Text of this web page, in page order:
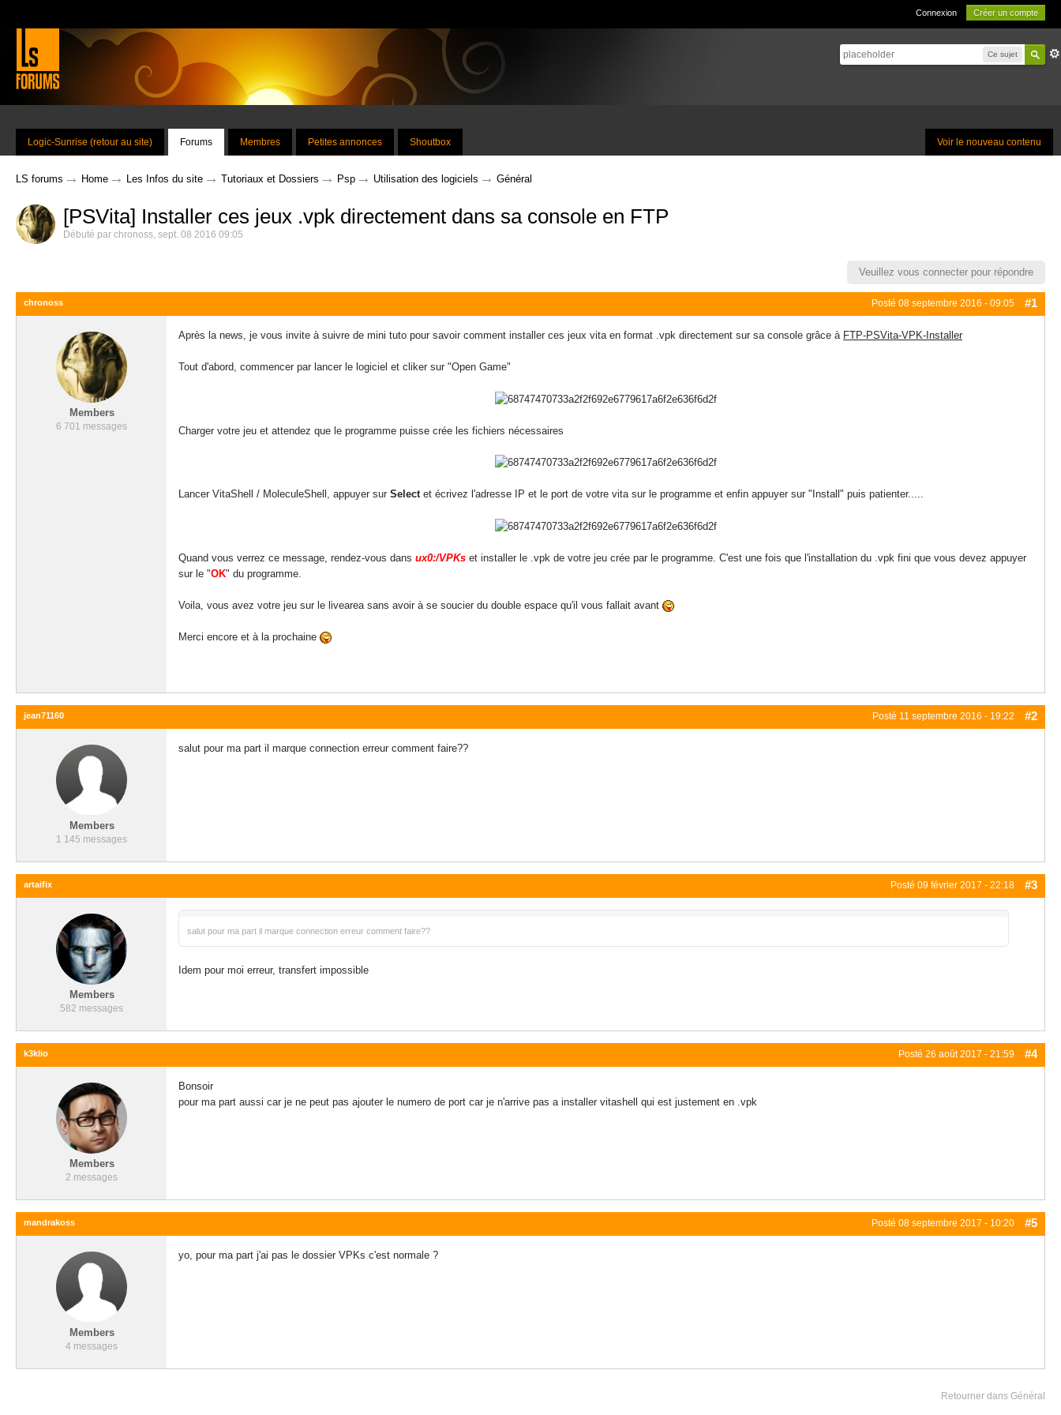
Connexion Créer un compte
Ce sujet
Voir le nouveau contenu
Logic-Sunrise (retour au site) Forums Membres Petites annonces Shoutbox
LS forums → Home → Les Infos du site → Tutoriaux et Dossiers → Psp → Utilisation des logiciels → Général
[PSVita] Installer ces jeux .vpk directement dans sa console en FTP
Débuté par chronoss, sept. 08 2016 09:05
Veuillez vous connecter pour répondre
Posté 08 septembre 2016 - 09:05 #1
chronoss
Members
6 701 messages
Après la news, je vous invite à suivre de mini tuto pour savoir comment installer ces jeux vita en format .vpk directement sur sa console grâce à FTP-PSVita-VPK-Installer
Tout d'abord, commencer par lancer le logiciel et cliker sur "Open Game"
Charger votre jeu et attendez que le programme puisse crée les fichiers nécessaires
Lancer VitaShell / MoleculeShell, appuyer sur Select et écrivez l'adresse IP et le port de votre vita sur le programme et enfin appuyer sur "Install" puis patienter.....
Quand vous verrez ce message, rendez-vous dans ux0:/VPKs et installer le .vpk de votre jeu crée par le programme. C'est une fois que l'installation du .vpk fini que vous devez appuyer
sur le "OK" du programme.
Voila, vous avez votre jeu sur le livearea sans avoir à se soucier du double espace qu'il vous fallait avant
Merci encore et à la prochaine
Posté 11 septembre 2016 - 19:22 #2
jean71160
Members
1 145 messages
salut pour ma part il marque connection erreur comment faire??
Posté 09 février 2017 - 22:18 #3
artaifix
Members
582 messages
salut pour ma part il marque connection erreur comment faire??
Idem pour moi erreur, transfert impossible
Posté 26 août 2017 - 21:59 #4
k3klio
Members
2 messages
Bonsoir
pour ma part aussi car je ne peut pas ajouter le numero de port car je n'arrive pas a installer vitashell qui est justement en .vpk
Posté 08 septembre 2017 - 10:20 #5
mandrakoss
Members
4 messages
yo, pour ma part j'ai pas le dossier VPKs c'est normale ?
Retourner dans Général